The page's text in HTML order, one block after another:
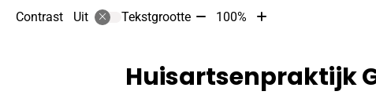
Contrast Uit Tekstgrootte Tekst
10%
100%
Tekst
Huisartsenpraktijk